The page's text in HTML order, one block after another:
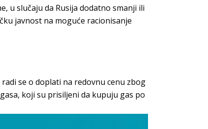
u slučaju da Rusija dodatno smanji ili
javnost na moguće racionisanje
se o doplati na redovnu cenu zbog
koji su prisiljeni da kupuju gas po